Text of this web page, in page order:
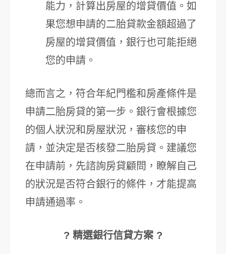
能力，計算出房屋的增貸價值。如
果您想申請的二胎貸款金額超過了
房屋的增貸價值，銀行也可能拒絕
您的申請。
總而言之，符合年紀門檻和房產條件是
申請二胎房貸的第一步。銀行會根據您
的個人狀況和房屋狀況，審核您的申
請，並決定是否核發二胎房貸。建議您
在申請前，先諮詢房貸顧問，瞭解自己
的狀況是否符合銀行的條件，才能提高
申請通過率。
? 精選銀行信貸方案 ?